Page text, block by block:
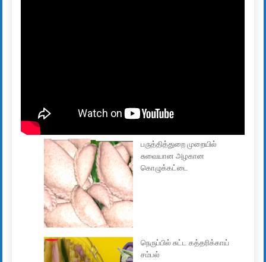
பருத்தித்துறை முறையில்
சுவையான அழகான
கொழுக்கட்டை
நெருப்பில் சுட்ட கத்தரிக்காய்
சம்பல்